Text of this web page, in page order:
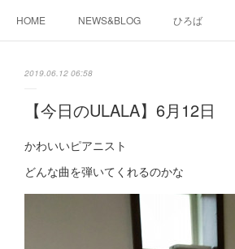
HOME NEWS&BLOG ひろば
2019.06.12 06:58
【今日のULALA】6月12日
かわいいピアニスト
どんな曲を弾いてくれるのかな